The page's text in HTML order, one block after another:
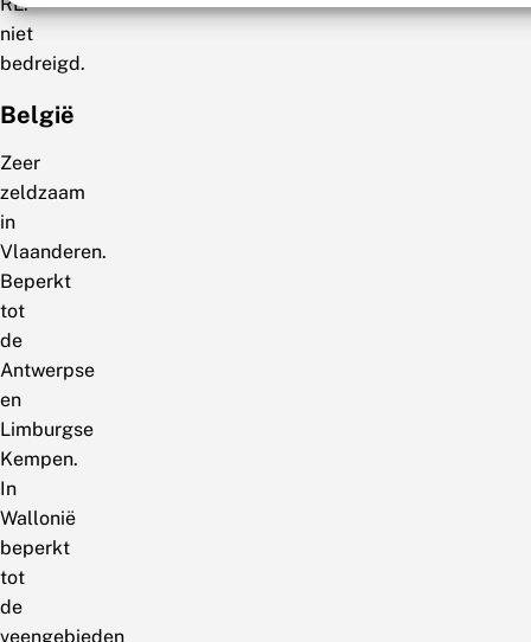
niet
bedreigd.
België
Zeer
zeldzaam
in
Vlaanderen.
Beperkt
tot
de
Antwerpse
en
Limburgse
Kempen.
In
Wallonië
beperkt
tot
de
veengebieden